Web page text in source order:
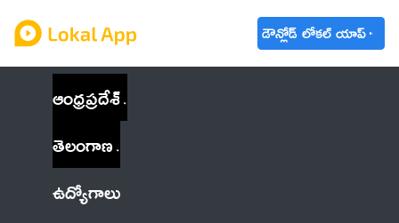
డౌన్లోడ్ లోకల్ యాప్
ఆంధ్రప్రదేశ్
తెలంగాణ
ఉద్యోగాలు